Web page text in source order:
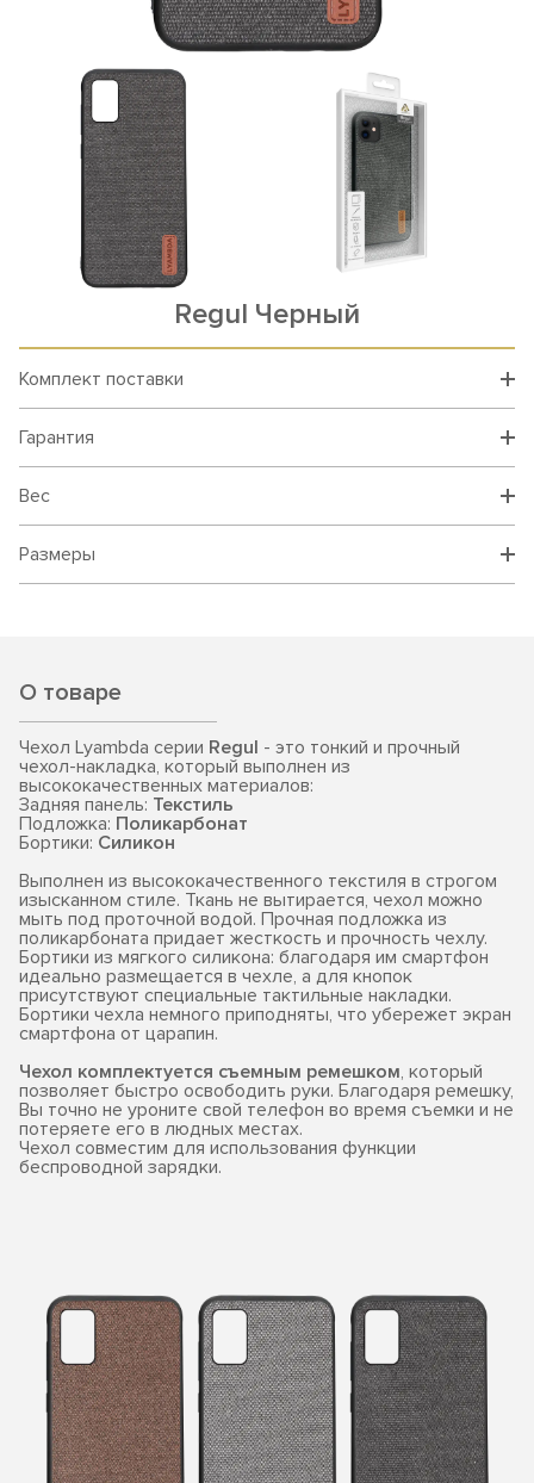
Rеgul Черный
Комплект поставки
Гарантия
Вес
Размеры
О товаре
Чехол Lyambda серии Regul - это тонкий и прочный
чехол-накладка, который выполнен из
высококачественных материалов:
Задняя панель: Текстиль
Подложка: Поликарбонат
Бортики: Силикон
Выполнен из высококачественного текстиля в строгом
изысканном стиле. Ткань не вытирается, чехол можно
мыть под проточной водой. Прочная подложка из
поликарбоната придает жесткость и прочность чехлу.
Бортики из мягкого силикона: благодаря им смартфон
идеально размещается в чехле, а для кнопок
присутствуют специальные тактильные накладки.
Бортики чехла немного приподняты, что убережет экран
смартфона от царапин.
Чехол комплектуется съемным ремешком, который
позволяет быстро освободить руки. Благодаря ремешку,
Вы точно не уроните свой телефон во время съемки и не
потеряете его в людных местах.
Чехол совместим для использования функции
беспроводной зарядки.